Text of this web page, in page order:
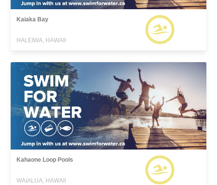
Kaiaka Bay
HALEIWA, HAWAII
Kahaone Loop Pools
WAIALUA, HAWAII